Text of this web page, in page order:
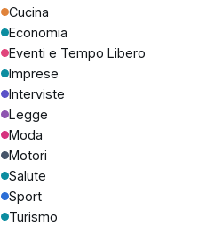
Cucina
Economia
Eventi e Tempo Libero
Imprese
Interviste
Legge
Moda
Motori
Salute
Sport
Turismo